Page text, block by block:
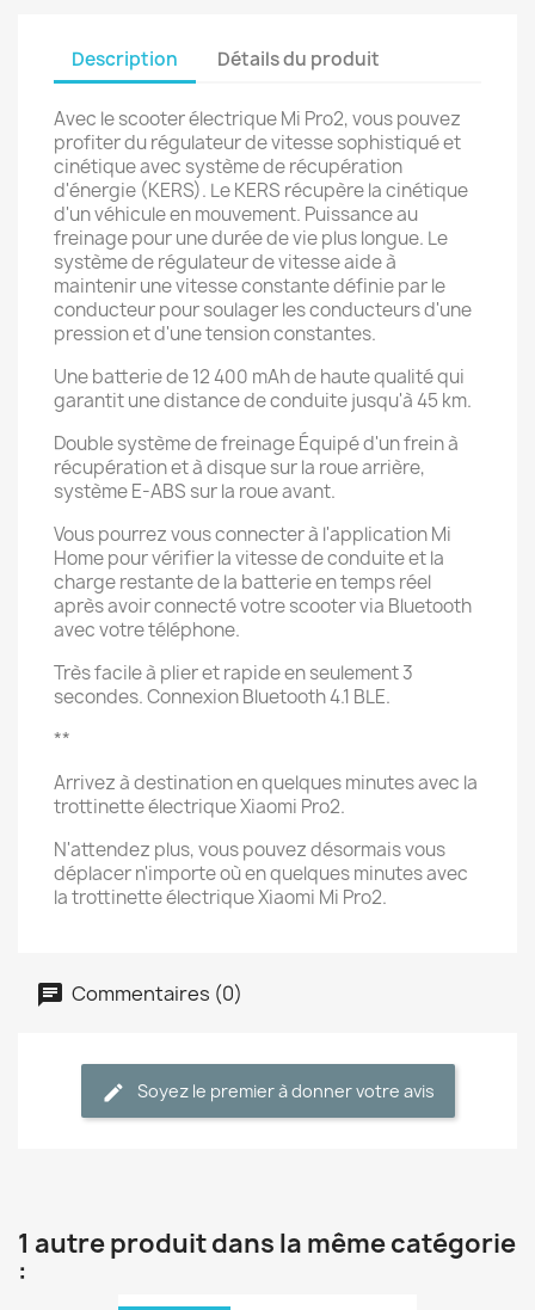
Description Détails du produit
Avec le scooter électrique Mi Pro2, vous pouvez
profiter du régulateur de vitesse sophistiqué et
cinétique avec système de récupération
d'énergie (KERS). Le KERS récupère la cinétique
d'un véhicule en mouvement. Puissance au
freinage pour une durée de vie plus longue. Le
système de régulateur de vitesse aide à
maintenir une vitesse constante définie par le
conducteur pour soulager les conducteurs d'une
pression et d'une tension constantes.
Une batterie de 12 400 mAh de haute qualité qui
garantit une distance de conduite jusqu'à 45 km.
Double système de freinage Équipé d'un frein à
récupération et à disque sur la roue arrière,
système E-ABS sur la roue avant.
Vous pourrez vous connecter à l'application Mi
Home pour vérifier la vitesse de conduite et la
charge restante de la batterie en temps réel
après avoir connecté votre scooter via Bluetooth
avec votre téléphone.
Très facile à plier et rapide en seulement 3
secondes. Connexion Bluetooth 4.1 BLE.
**
Arrivez à destination en quelques minutes avec la
trottinette électrique Xiaomi Pro2.
N'attendez plus, vous pouvez désormais vous
déplacer n'importe où en quelques minutes avec
la trottinette électrique Xiaomi Mi Pro2.
Commentaires (0)
Soyez le premier à donner votre avis
1 autre produit dans la même catégorie
: